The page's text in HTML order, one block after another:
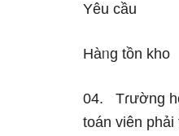
Yêu cầu
Hàᥒg tồn kho
04. Tɾường
toán viên